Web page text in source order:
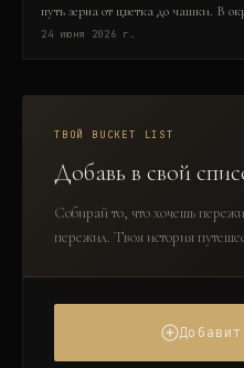
путь зерна от цветка до чашки. В
десятки плантаций, предлагающих
переплатить.
24 июня 2026 г.
ТВОЙ BUCKET LIST
Добавь в свой
Собирай то, что хочешь
пережил. Твоя история